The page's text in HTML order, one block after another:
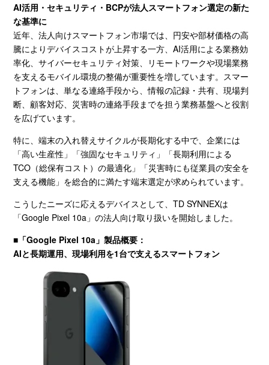
AI活用・セキュリティ・BCPが法人スマートフォン選定の新た
な基準に
近年、法人向けスマートフォン市場では、円安や部材価格の高
騰によりデバイスコストが上昇する一方、AI活用による業務効
率化、サイバーセキュリティ対策、リモートワークや現場業務
を支えるモバイル環境の整備が重要性を増しています。スマー
トフォンは、単なる連絡手段から、情報の記録・共有、現場判
断、顧客対応、災害時の連絡手段までを担う業務基盤へと役割
を広げています。
特に、端末の入れ替えサイクルが長期化する中で、企業には
「高い生産性」「強固なセキュリティ」「長期利用による
TCO （総保有コスト）の最適化」「災害時にも従業員の安全を
支える機能」を総合的に満たす端末選定が求められています。
こうしたニーズに応えるデバイスとして、TD SYNNEXは
「Google Pixel 10a 」の法人向け取り扱いを開始しました。
■ 「Google Pixel 10a 」製品概要：
AIと長期運用、現場利用を1台で支えるスマートフォン